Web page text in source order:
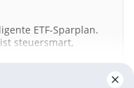
ETF-Sparplan.
steuersmart,